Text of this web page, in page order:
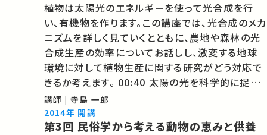
植物は太陽光のエネルギーを使って光合成を行
い、有機物を作ります。この講座では、光合成のメカ
ニズムを詳しく見ていくとともに、農地や森林の光
合成生産の効率についてお話しし、激変する地球
環境に対して植物生産に関する研究がどう対応で
きるか考えます。 00:40 太陽の光を科学的に捉え
る 09:12 植物の光合成のしくみ 19:08 植物は光
合成で自分の首を締めている？ 29:41 地球環境変
化と光合成 …
講師 | 寺島 一郎
2014年 開講
第3回 民俗学から考える動物の恵みと供養